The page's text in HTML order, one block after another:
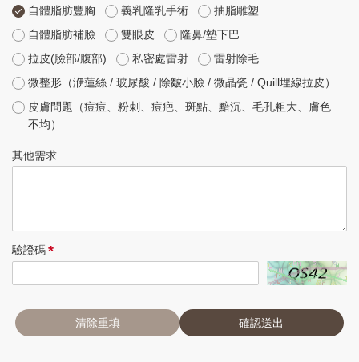
自體脂肪豐胸 義乳隆乳手術
抽脂雕塑
自體脂肪補臉
雙眼皮
隆鼻/墊下巴
拉皮(臉部/腹部)
私密處雷射
雷射除毛
微整形（洢蓮絲 / 玻尿酸 / 除皺小臉 / 微晶瓷 / Quill埋線拉皮）
皮膚問題（痘痘、粉刺、痘疤、斑點、黯沉、毛孔粗大、膚色
不均）
其他需求
驗證碼*
清除重填 確認送出